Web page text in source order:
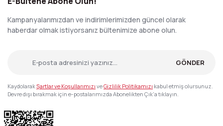
Kampanyalarımızdan ve indirimlerimizden güncel olarak
haberdar olmak istiyorsanız bültenimize abone olun.
GÖNDER
KaydolarakŞartlar ve Koşullarımızı veGizlilik Politikamızı kabul etmiş olursunuz.
Devre dışı bırakmak için e-postalarımızda Abonelikten Çık'a tıklayın.